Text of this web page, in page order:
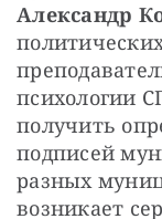
Александр
психологии
получить
подписей
разных
возникает